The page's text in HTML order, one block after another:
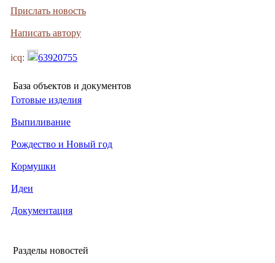
Прислать новость
Написать автору
icq: 63920755
База объектов и документов
Готовые изделия
Выпиливание
Рождество и Новый год
Кормушки
Идеи
Документация
Разделы новостей